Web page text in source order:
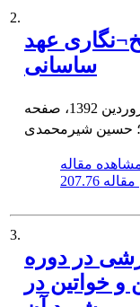
2.
عهد
ساسانی
حسین شیرمحمدی
مقاله
3.
در دوره
خواتین در